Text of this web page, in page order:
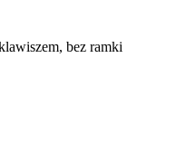
bez ramki